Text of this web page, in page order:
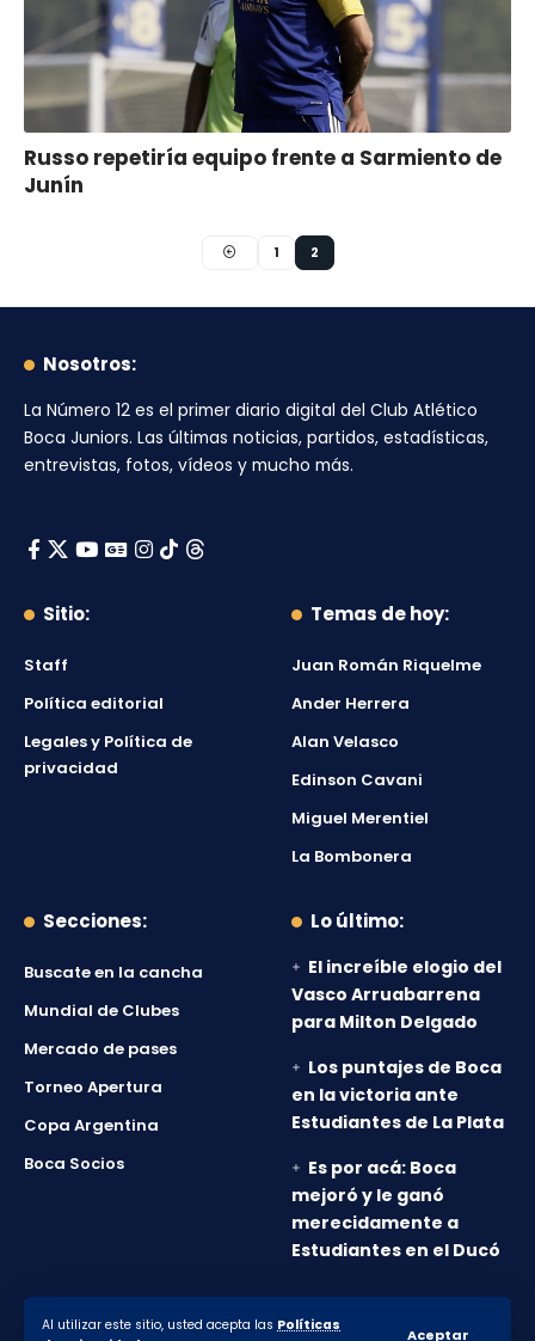
Al utilizar este sitio, usted acepta las Políticas
Aceptar
Russo repetiría equipo frente a Sarmiento de
Junín
1 2
Nosotros:
La Número 12 es el primer diario digital del Club Atlético
Boca Juniors. Las últimas noticias, partidos, estadísticas,
entrevistas, fotos, vídeos y mucho más.
Sitio:
Staff
Política editorial
Legales y Política de
privacidad
Temas de hoy:
Juan Román Riquelme
Ander Herrera
Alan Velasco
Edinson Cavani
Miguel Merentiel
La Bombonera
Secciones:
Buscate en la cancha
Mundial de Clubes
Mercado de pases
Torneo Apertura
Copa Argentina
Boca Socios
Lo último:
El increíble elogio del
Vasco Arruabarrena
para Milton Delgado
Los puntajes de Boca
en la victoria ante
Estudiantes de La Plata
Es por acá: Boca
mejoró y le ganó
merecidamente a
Estudiantes en el Ducó
© 2010-2026 Lanumero12.com.ar - Todos los derechos